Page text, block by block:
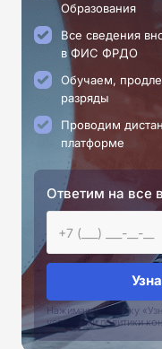
Образования
Все сведения
в ФИС ФРДО
Обучаем,
разряды
Проводим
платформе
Ответим на все
Нажимая на кнопку
условиями политики